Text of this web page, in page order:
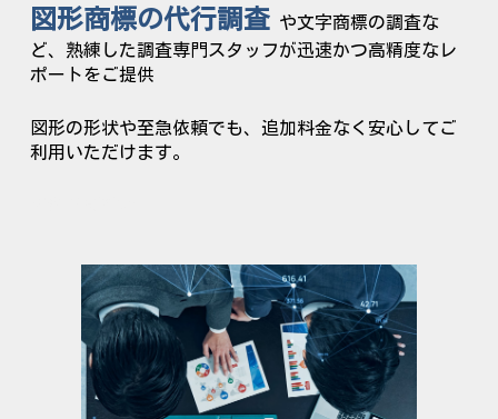
図形商標の代行調査 や文字商標の調査な
ど、熟練した調査専門スタッフが迅速かつ高精度なレ
ポートをご提供
図形の形状や至急依頼でも、追加料金なく安心してご
利用いただけます。